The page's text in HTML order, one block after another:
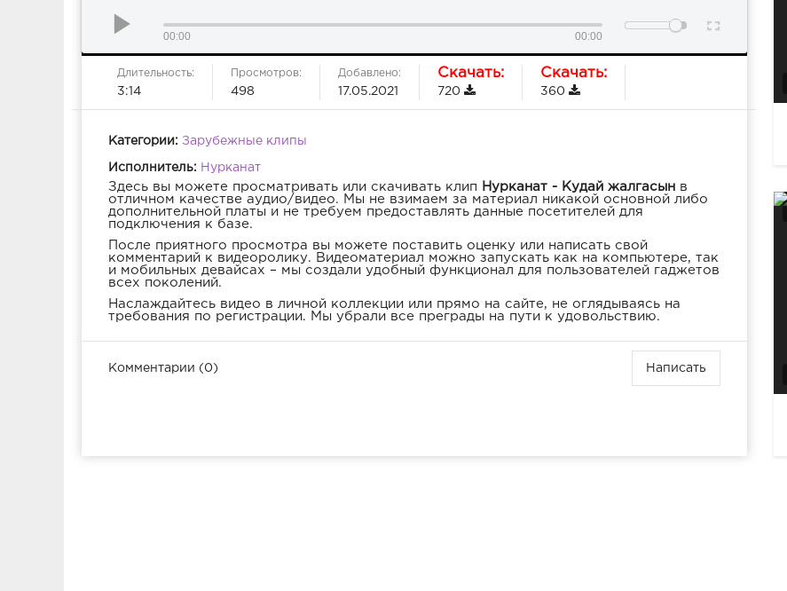
00:00 00:00
Длительность:
3:14
Просмотров:
498
Добавлено:
17.05.2021
Скачать:
720
Скачать:
360
Категории: Зарубежные клипы
Исполнитель: Нурканат
Здесь вы можете просматривать или скачивать клип Нурканат - Кудай жалгасын в
отличном качестве аудио/видео. Мы не взимаем за материал никакой основной либо
дополнительной платы и не требуем предоставлять данные посетителей для
подключения к базе.
После приятного просмотра вы можете поставить оценку или написать свой
комментарий к видеоролику. Видеоматериал можно запускать как на компьютере, так
и мобильных девайсах – мы создали удобный функционал для пользователей гаджетов
всех поколений.
Наслаждайтесь видео в личной коллекции или прямо на сайте, не оглядываясь на
требования по регистрации. Мы убрали все преграды на пути к удовольствию.
Комментарии (0) Написать